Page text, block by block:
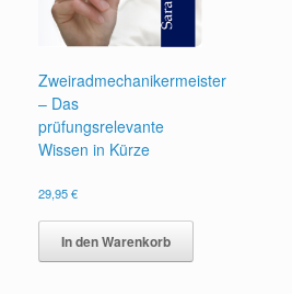
Zweiradmechanikermeister
– Das
prüfungsrelevante
Wissen in Kürze
29,95€
In den Warenkorb